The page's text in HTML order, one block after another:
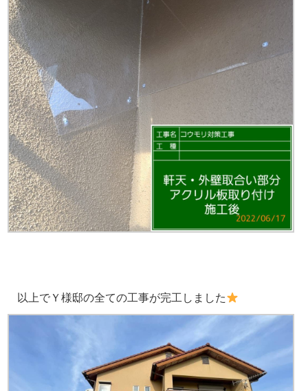
以上でＹ様邸の全ての工事が完工しました